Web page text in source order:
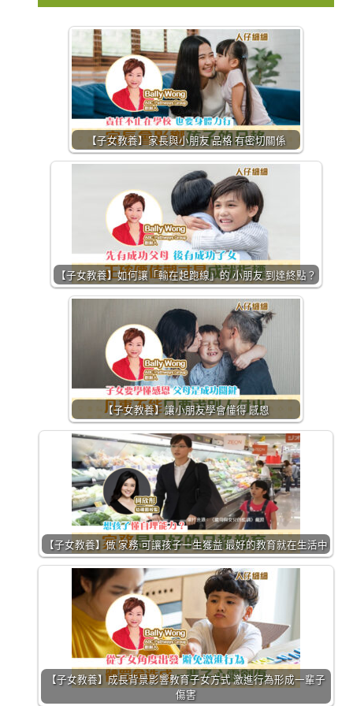
【子女教養】家長與小朋友 品格 有密切關係
【子女教養】如何讓「輸在起跑線」的 小朋友 到達終點？
【子女教養】讓小朋友學會懂得 感恩
【子女教養】做 家務 可讓孩子一生獲益 最好的教育就在生活中
【子女教養】成長背景影響教育子女方式 激進行為形成一輩子
傷害